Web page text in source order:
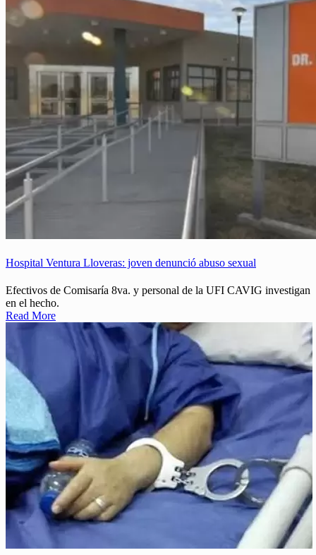
Hospital Ventura Lloveras: joven denunció abuso sexual
Efectivos de Comisaría 8va. y personal de la UFI CAVIG investigan
en el hecho.
Read More